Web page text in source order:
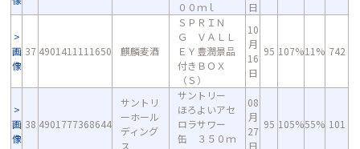
００ｍｌ
日
画
像
37 4901411111650 麒麟麦酒
ＳＰＲＩＮ
Ｇ ＶＡＬＬ
ＥＹ豊潤景品
付きＢＯＸ
（Ｓ）
10
月
16
日
95 107%11% 742
画
像
38 4901777368644
サントリ
ーホール
ディング
ス
サントリー
ほろよいアセ
ロラサワー
缶 ３５０ｍ
08
月
27
日
95 105%55% 101